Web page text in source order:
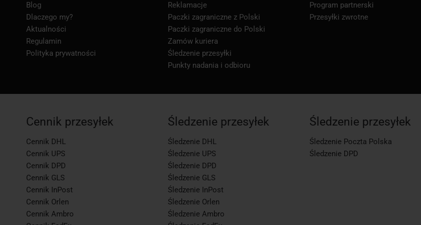
Blog
Dlaczego my?
Aktualności
Regulamin
Polityka prywatności
Reklamacje
Paczki zagraniczne z Polski
Paczki zagraniczne do Polski
Zamów kuriera
Śledzenie przesyłki
Punkty nadania i odbioru
Program partnerski
Przesyłki zwrotne
Cennik przesyłek
Cennik DHL
Cennik UPS
Cennik DPD
Cennik GLS
Cennik InPost
Cennik Orlen
Cennik Ambro
Śledzenie przesyłek
Śledzenie DHL
Śledzenie UPS
Śledzenie DPD
Śledzenie GLS
Śledzenie InPost
Śledzenie Orlen
Śledzenie Ambro
Śledzenie przesyłek
Śledzenie Poczta Polska
Śledzenie DPD